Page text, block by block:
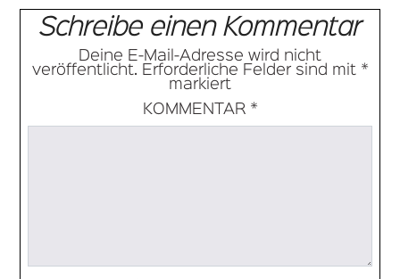
Schreibe einen Kommentar
Deine E-Mail-Adresse wird nicht
veröffentlicht. Erforderliche Felder sind mit *
markiert
KOMMENTAR *